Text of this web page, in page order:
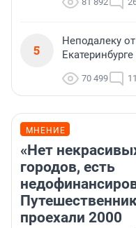
5
Неподалеку
70 499
МНЕНИЕ
«Нет
городов, есть
проехали 2000